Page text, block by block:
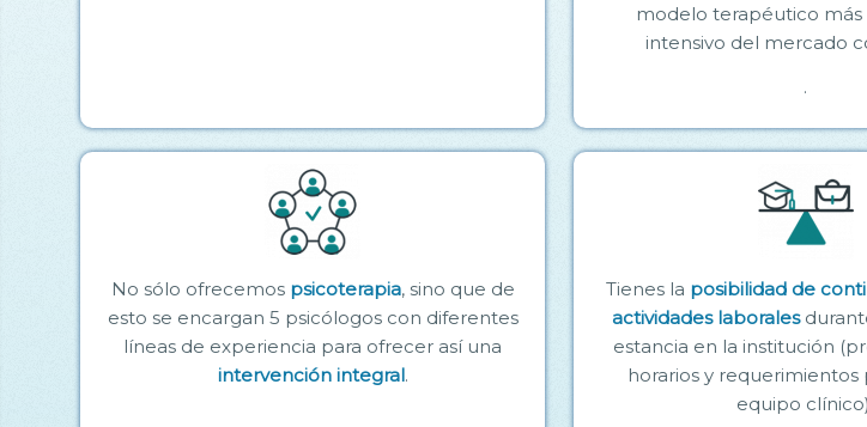
modelo terapéutico
intensivo del mercado
.
No sólo ofrecemos psicoterapia, sino que de
esto se encargan 5 psicólogos con diferentes
líneas de experiencia para ofrecer así una
intervención integral.
Tienes la posibilidad de
actividades laborales
estancia en la institución
horarios y
equipo